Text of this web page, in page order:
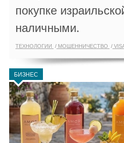
покупке
наличными.
ТЕХНОЛОГИИ МОШЕННИЧЕСТВО
БИЗНЕС